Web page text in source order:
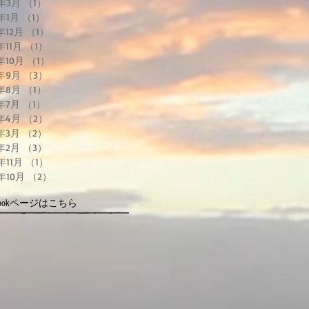
3月 （1）
1月
（1）
12月
（1）
1件の記事
11月 （1）
10月
（1）
1件の記事
9月
（3）
3件の記事
8月
（1）
7月
（1）
4月
（2）
3月 （2）2件の記事
2月
（3）
11月
（1）
10月
（2）
ページはこちら